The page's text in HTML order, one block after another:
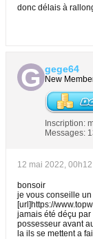
donc délais à
gege64
New
Inscription:
Messages:
12 mai 2022, 00h12
bonsoir
je vous conseille un
[url]https://
jamais été déçu
possesseur avant
la ils se mettent a